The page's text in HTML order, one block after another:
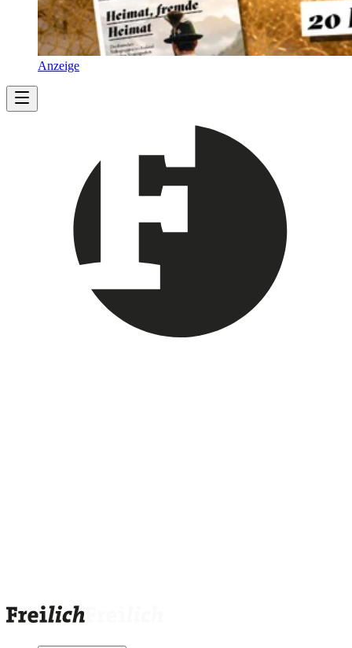
Anzeige